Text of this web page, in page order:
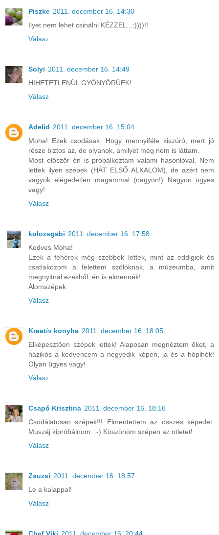
Piszke 2011. december 16. 14:30
Ilyet nem lehet csinálni KÉZZEL...:))))!!
Válasz
Solyi 2011. december 16. 14:49
HIHETETLENÜL GYÖNYÖRŰEK!
Válasz
Adelid 2011. december 16. 15:04
Moha! Ezek csodásak. Hogy mennyiféle kiszúró, mert jó
része biztos az, de olyanok, amilyet még nem is láttam.
Most először én is próbálkoztam valami hasonlóval. Nem
lettek ilyen szépek (HÁT ELSŐ ALKALOM), de azért nem
vagyok elégedetlen magammal (nagyon!) Nagyon ügyes
vagy!
Válasz
kolozsgabi 2011. december 16. 17:58
Kedves Moha!
Ezek a fehérek még szebbek lettek, mint az eddigiek és
csatlakozom a felettem szólóknak, a múzeumba, amit
megnyitnál ezekből, én is elmennék!
Álomszépek
Válasz
Kreatív konyha 2011. december 16. 18:05
Elképesztően szépek lettek! Alaposan megnéztem őket, a
házikós a kedvencem a negyedik képen, ja és a hópihék!
Olyan ügyes vagy!
Válasz
Csapó Krisztina 2011. december 16. 18:16
Csodálatosan szépek!!! Elmentettem az összes képedet.
Muszáj kipróbálnom. :-) Köszönöm szépen az ötletet!
Válasz
Zsuzsi 2011. december 16. 18:57
Le a kalappal!
Válasz